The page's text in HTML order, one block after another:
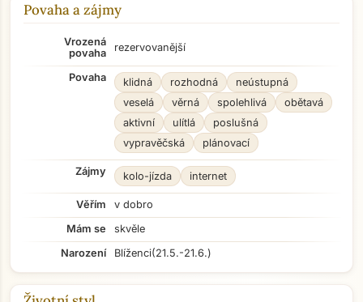
Povaha a zájmy
Vrozená
povaha
rezervovanější
Povaha klidná rozhodná
neústupná
veselá
věrná spolehlivá
obětavá
aktivní
ulítlá
poslušná
vypravěčská
plánovací
Zájmy kolo-jízda internet
Věřím
v dobro
Mám se
skvěle
Narození
Blíženci(21.5.-21.6.)